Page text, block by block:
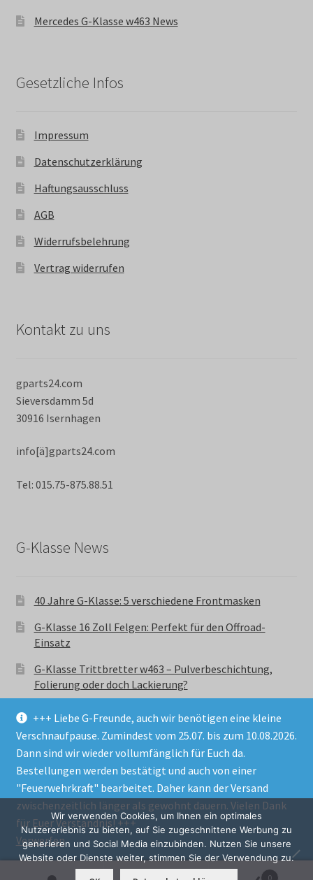
+++ Liebe G-Freunde, auch wir benötigen eine kleine
Verschnaufpause. Zumindest vom 25.07. bis zum 10.08.2026.
Dann sind wir wieder vollumfänglich für Euch da.
Bestellungen werden bestätigt und auch von einer
"Feuerwehrkraft" bearbeitet. Daher kann der Versand
zwischenzeitlich länger als gewohnt dauern. Vielen Dank
für Euer Verständnis! +++
Verwerfen
Mercedes G-Klasse w463 News
Gesetzliche Infos
Impressum
Datenschutzerklärung
Haftungsausschluss
AGB
Widerrufsbelehrung
Vertrag widerrufen
Kontakt zu uns
gparts24.com
Sieversdamm 5d
30916 Isernhagen
info[ä]gparts24.com
Tel: 015.75-875.88.51
G-Klasse News
40 Jahre G-Klasse: 5 verschiedene Frontmasken
G-Klasse 16 Zoll Felgen: Perfekt für den Offroad-
Einsatz
G-Klasse Trittbretter w463 – Pulverbeschichtung,
Folierung oder doch Lackierung?
© GParts24 - G-Klasse w463 Trittbretter, Felgen,
Ersatzteile & Zubebehör.
Datenschutzerklärung
Alle Preise inkl. der gesetzlichen MwSt.
0
Wir verwenden Cookies, um Ihnen ein optimales
Nutzererlebnis zu bieten, auf Sie zugeschnittene Werbung zu
generieren und Social Media einzubinden. Nutzen Sie unsere
Website oder Dienste weiter, stimmen Sie der Verwendung zu.